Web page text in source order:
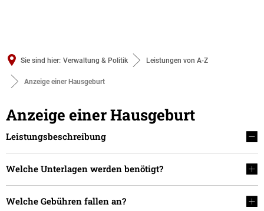
Sie sind hier: Verwaltung & Politik Leistungen von A-Z
Anzeige einer Hausgeburt
Anzeige einer Hausgeburt
Leistungsbeschreibung
Welche Unterlagen werden benötigt?
Welche Gebühren fallen an?